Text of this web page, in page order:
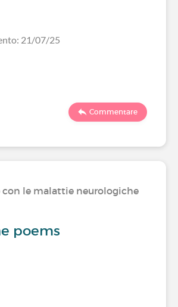
21/07/25
Commentare
con le malattie neurologiche
poems